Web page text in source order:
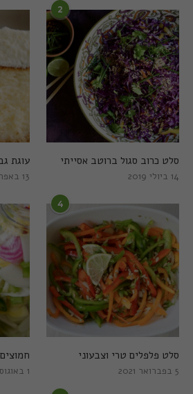
עוגת
13 באפריל 2019
2
סלט כרוב סגול ברוטב אסייתי
14 ביולי 2019
1 באוגוסט 2022
4
סלט פלפלים טרי וצבעוני
5 בפברואר 2021